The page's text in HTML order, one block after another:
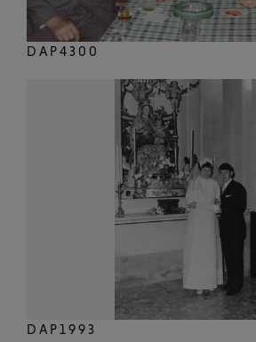
DAP4300
DAP1993